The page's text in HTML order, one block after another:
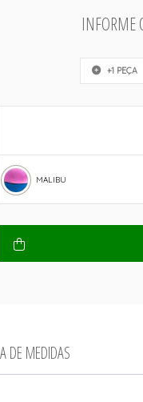
INFORME
+1 PEÇA
MALIBU
DE MEDIDAS